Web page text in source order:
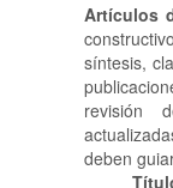
Artículos
síntesis,
revisión
deben